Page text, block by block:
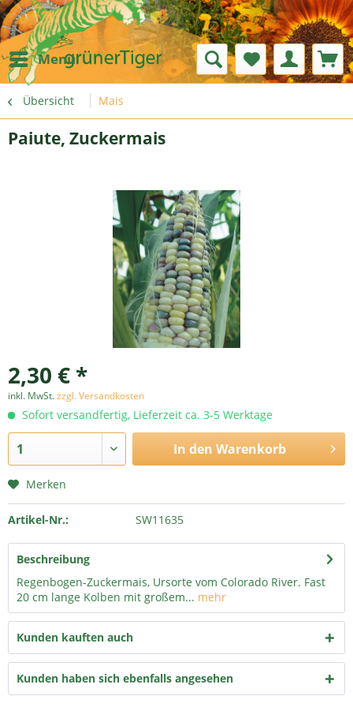
Menü
Übersicht Mais
Paiute, Zuckermais
2,30 € *
inkl. MwSt.zzgl. Versandkosten
Sofort versandfertig, Lieferzeit ca. 3-5 Werktage
In den Warenkorb
Merken
Artikel-Nr.: SW11635
Beschreibung
Regenbogen-Zuckermais, Ursorte vom Colorado River. Fast
20 cm lange Kolben mit großem... mehr
Kunden kauften auch
Kunden haben sich ebenfalls angesehen